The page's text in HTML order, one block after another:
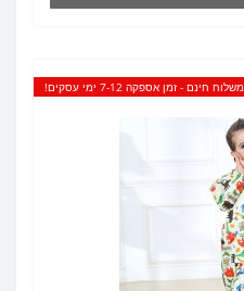
משלוח חינם - זמן אספקה 7-12 ימי עסקים!